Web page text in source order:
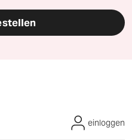
einloggen